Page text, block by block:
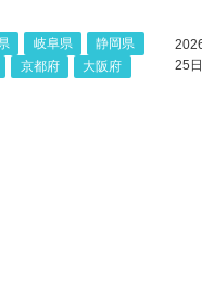
岐阜県
静岡県
京都府 大阪府
25